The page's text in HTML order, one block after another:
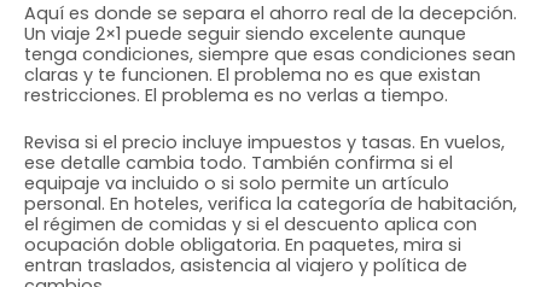
Aquí es donde se separa el ahorro real de la decepción.
Un viaje 2×1 puede seguir siendo excelente aunque
tenga condiciones, siempre que esas condiciones sean
claras y te funcionen. El problema no es que existan
restricciones. El problema es no verlas a tiempo.
Revisa si el precio incluye impuestos y tasas. En vuelos,
ese detalle cambia todo. También confirma si el
equipaje va incluido o si solo permite un artículo
personal. En hoteles, verifica la categoría de habitación,
el régimen de comidas y si el descuento aplica con
ocupación doble obligatoria. En paquetes, mira si
entran traslados, asistencia al viajero y política de